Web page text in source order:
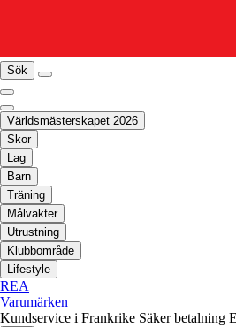
Sök
Världsmästerskapet 2026
Skor
Lag
Barn
Träning
Målvakter
Utrustning
Klubbområde
Lifestyle
REA
Varumärken
Kundservice i Frankrike Säker betalning